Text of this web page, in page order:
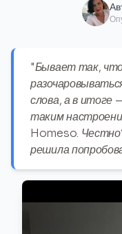
"Бывает так,
слова, а в итоге
таким
Homeso.
решила